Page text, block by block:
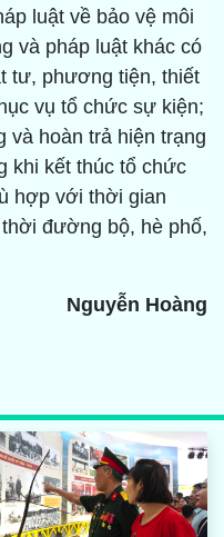
luật về bảo vệ môi
và pháp luật khác có
tư, phương tiện, thiết
vụ tổ chức sự kiện;
và hoàn trả hiện trạng
khi kết thúc tổ chức
hợp với thời gian
đường bộ, hè phố,
Nguyễn Hoàng